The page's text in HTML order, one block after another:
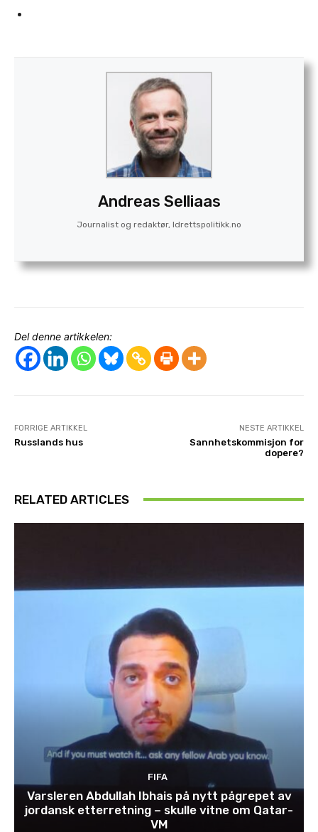
Andreas Selliaas
Journalist og redaktør, Idrettspolitikk.no
Del denne artikkelen:
FORRIGE ARTIKKEL
Russlands hus
NESTE ARTIKKEL
Sannhetskommisjon for
dopere?
RELATED ARTICLES
FIFA
Varsleren Abdullah Ibhais på nytt pågrepet av
jordansk etterretning – skulle vitne om Qatar-
VM